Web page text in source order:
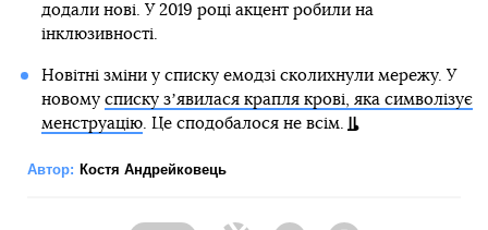
додали нові. У 2019 році акцент робили на
інклюзивності.
Новітні зміни у списку емодзі сколихнули мережу. У
новому списку зʼявилася крапля крові, яка символізує
менструацію. Це сподобалося не всім.
Автор: Костя Андрейковець